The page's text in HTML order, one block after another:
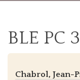
BLE PC
Chabrol, Jean-